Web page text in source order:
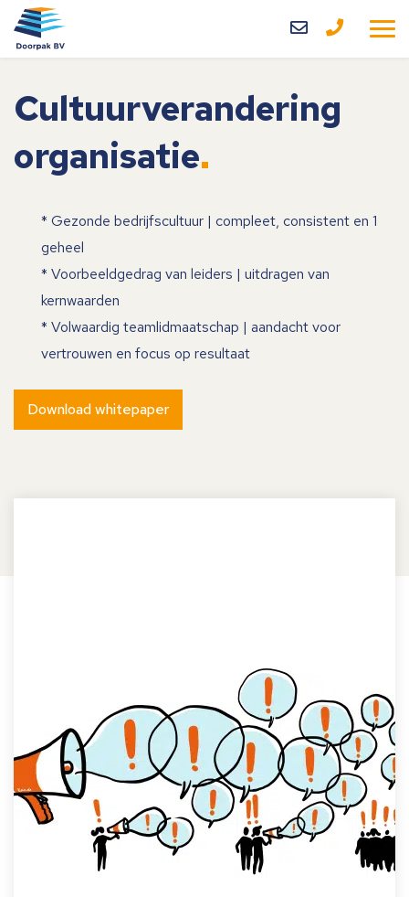
Diensten
Over ons
Contact
Cultuurverandering
organisatie
* Gezonde bedrijfscultuur | compleet, consistent en 1
geheel
* Voorbeeldgedrag van leiders | uitdragen van
kernwaarden
* Volwaardig teamlidmaatschap | aandacht voor
vertrouwen en focus op resultaat
Download whitepaper